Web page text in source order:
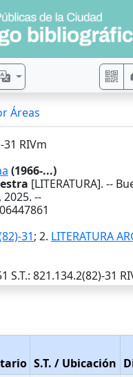
Áreas
31 RIVm
(1966-...)
[LITERATURA]. --
, 2025. --
31; 2. LITERATURA
S.T.: 821.134.2(82)-31
S.T. / Ubicación